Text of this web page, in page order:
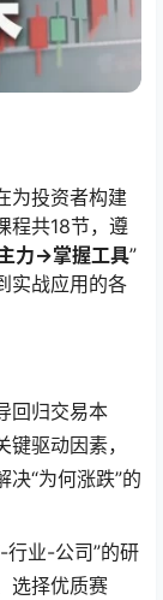
为投资者构建
程共18节，遵
力→掌握工具”
实战应用的各
回归交易本
驱动因素，
“为何涨跌”的
行业-公司”的研
选择优质赛